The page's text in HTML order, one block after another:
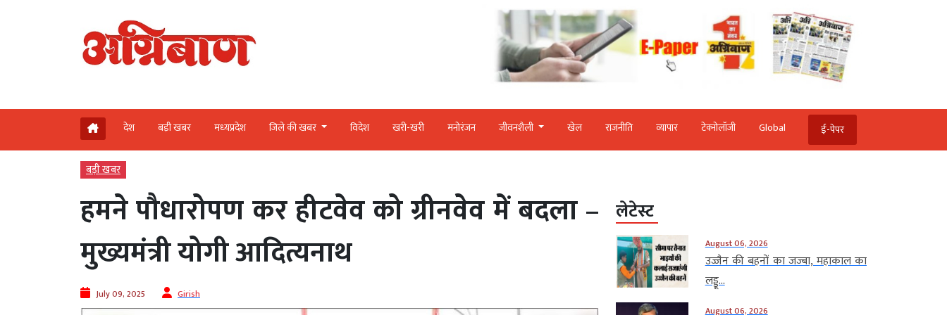
देश बड़ी खबर मध्‍यप्रदेश जिले की खबर विदेश खरी-खरी मनोरंजन जीवनशैली खेल राजनीति व्‍यापार टेक्‍नोलॉजी Global ई-पेपर
बड़ी खबर
हमने पौधारोपण कर हीटवेव को ग्रीनवेव में बदला –
मुख्यमंत्री योगी आदित्यनाथ
July 09, 2025 Girish
लेटेस्ट
August 06, 2026
उज्जैन की बहनों का जज्बा, महाकाल का
लड्डू...
August 06, 2026